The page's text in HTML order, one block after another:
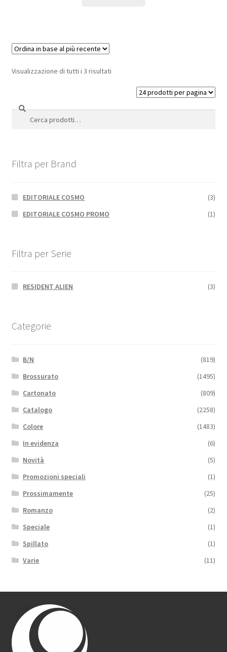
Visualizzazione di tutti i 3 risultati
Cerca:
Cerca
Filtra per Brand
EDITORIALE COSMO
(3)
EDITORIALE COSMO PROMO
(1)
Filtra per Serie
RESIDENT ALIEN (3)
Categorie
B/N
(819)
Brossurato
(1495)
Cartonato
(809)
Catalogo
(2258)
Colore
(1483)
In evidenza
(6)
Novità
(5)
Promozioni speciali
(1)
Prossimamente
(25)
Romanzo
(2)
Speciale
(1)
Spillato
(1)
Varie
(11)